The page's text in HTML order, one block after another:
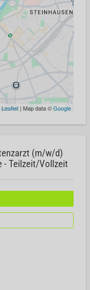
Leaflet | Map data ©Google
(m/w/d)
- Teilzeit/Vollzeit